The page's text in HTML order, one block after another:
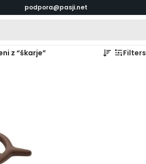
podpora@pasji.net
z “škarje” Filters